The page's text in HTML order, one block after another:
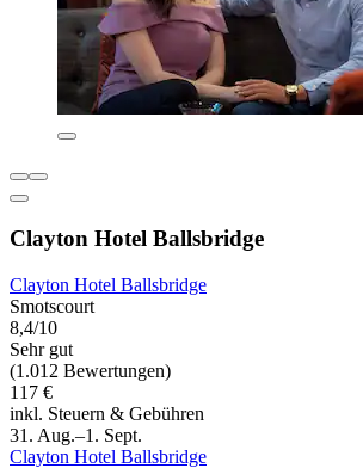
Clayton Hotel Ballsbridge
Clayton Hotel Ballsbridge
Smotscourt
8,4/10
Sehr gut
(1.012 Bewertungen)
117 €
inkl. Steuern & Gebühren
31. Aug.–1. Sept.
Clayton Hotel Ballsbridge